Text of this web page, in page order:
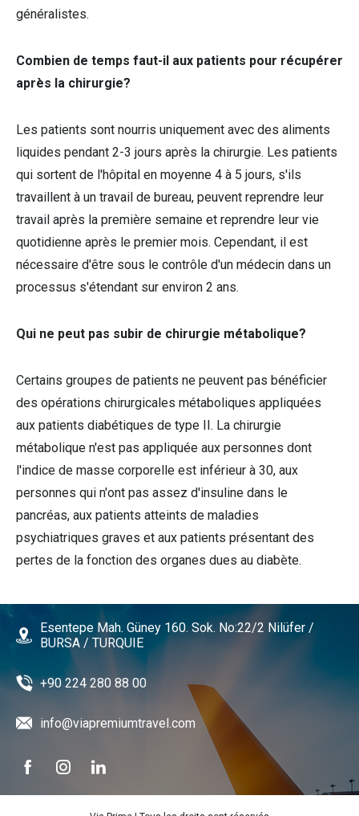
généralistes.
Combien de temps faut-il aux patients pour récupérer
après la chirurgie?
Les patients sont nourris uniquement avec des aliments
liquides pendant 2-3 jours après la chirurgie. Les patients
qui sortent de l'hôpital en moyenne 4 à 5 jours, s'ils
travaillent à un travail de bureau, peuvent reprendre leur
travail après la première semaine et reprendre leur vie
quotidienne après le premier mois. Cependant, il est
nécessaire d'être sous le contrôle d'un médecin dans un
processus s'étendant sur environ 2 ans.
Qui ne peut pas subir de chirurgie métabolique?
Certains groupes de patients ne peuvent pas bénéficier
des opérations chirurgicales métaboliques appliquées
aux patients diabétiques de type II. La chirurgie
métabolique n'est pas appliquée aux personnes dont
l'indice de masse corporelle est inférieur à 30, aux
personnes qui n'ont pas assez d'insuline dans le
pancréas, aux patients atteints de maladies
psychiatriques graves et aux patients présentant des
pertes de la fonction des organes dues au diabète.
Esentepe Mah. Güney 160. Sok. No:22/2 Nilüfer /
BURSA / TURQUIE
+90 224 280 88 00
info@viapremiumtravel.com